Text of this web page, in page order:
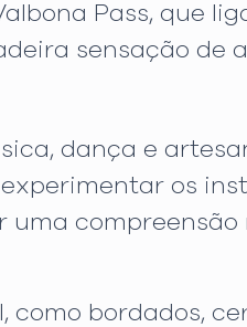
Pass, que
sensação de
dança e
os
uma
bordados,